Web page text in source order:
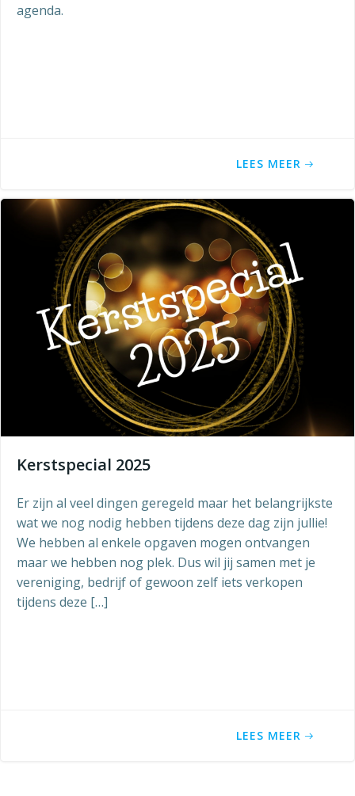
agenda.
LEES MEER
Kerstspecial 2025
Er zijn al veel dingen geregeld maar het belangrijkste
wat we nog nodig hebben tijdens deze dag zijn jullie!
We hebben al enkele opgaven mogen ontvangen
maar we hebben nog plek. Dus wil jij samen met je
vereniging, bedrijf of gewoon zelf iets verkopen
tijdens deze […]
LEES MEER